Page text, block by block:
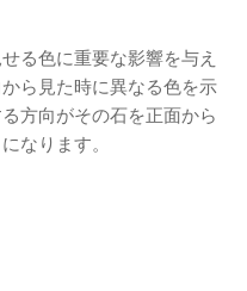
る色に重要な影響を与え
ら見た時に異なる色を示
方向がその石を正面から
なります。